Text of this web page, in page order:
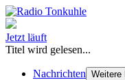
Jetzt läuft
Titel wird gelesen...
Nachrichten Weitere